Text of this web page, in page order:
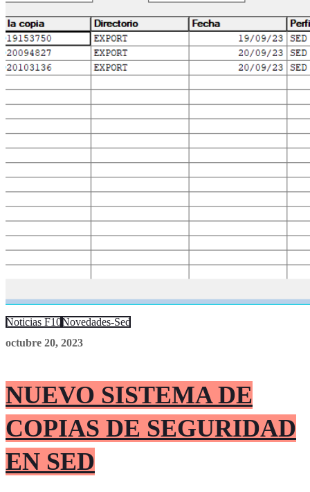
Noticias F10 Novedades-Sed
octubre 20, 2023
NUEVO SISTEMA DE
COPIAS DE SEGURIDAD
EN SED